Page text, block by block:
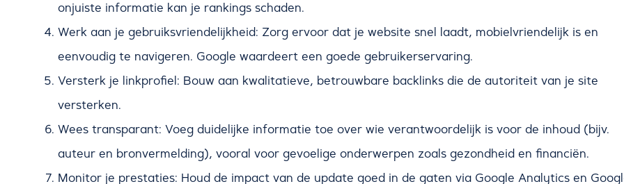
onjuiste informatie kan je rankings schaden.
Werk aan je gebruiksvriendelijkheid: Zorg ervoor dat je website snel laadt, mobielvriendelijk is en
eenvoudig te navigeren. Google waardeert een goede gebruikerservaring.
Versterk je linkprofiel: Bouw aan kwalitatieve, betrouwbare backlinks die de autoriteit van je site
versterken.
Wees transparant: Voeg duidelijke informatie toe over wie verantwoordelijk is voor de inhoud (bijv.
auteur en bronvermelding), vooral voor gevoelige onderwerpen zoals gezondheid en financiën.
Monitor je prestaties: Houd de impact van de update goed in de gaten via Google Analytics en